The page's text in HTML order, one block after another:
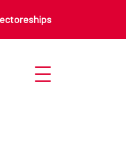
Open menu